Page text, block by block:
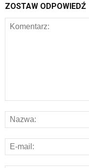
ZOSTAW ODPOWIEDŹ